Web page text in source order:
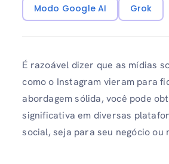
Modo Google AI
Grok
É razoável dizer que as mídias
como o Instagram vieram para
abordagem sólida, você pode
significativa em diversas
social, seja para seu negócio ou